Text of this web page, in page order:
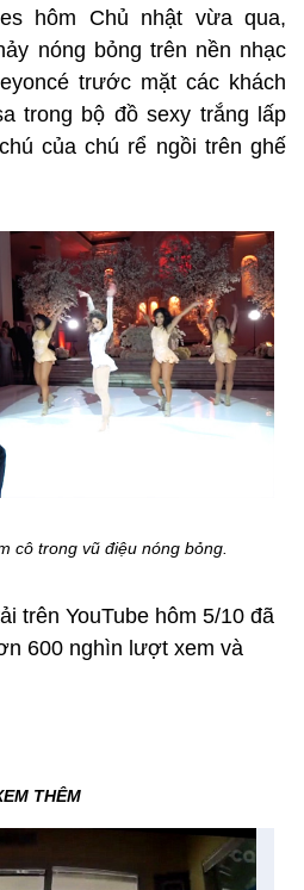
hôm Chủ nhật vừa qua,
nóng bỏng trên nền nhạc
trước mặt các khách
trong bộ đồ sexy trắng lấp
của chú rể ngồi trên ghế
cô trong vũ điệu nóng bỏng.
trên YouTube hôm 5/10 đã
600 nghìn lượt xem và
THÊM